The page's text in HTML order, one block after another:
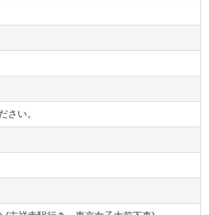
さい。